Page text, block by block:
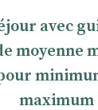
avec
moyenne
maximum